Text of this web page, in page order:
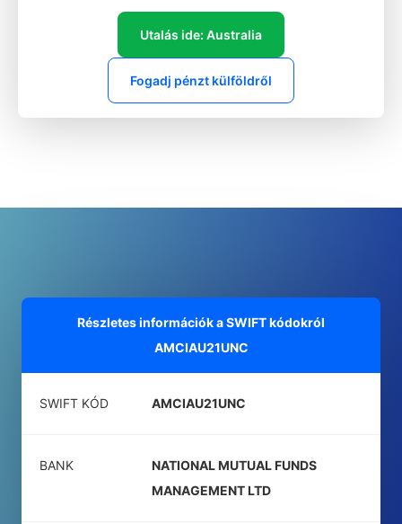
Utalás ide: Australia
Fogadj pénzt külföldről
Részletes információk a SWIFT kódokról
AMCIAU21UNC
SWIFT KÓD AMCIAU21UNC
BANK
NATIONAL MUTUAL FUNDS
MANAGEMENT LTD